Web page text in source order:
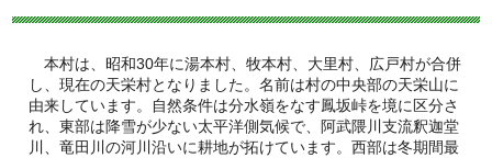
本村は、昭和30年に湯本村、牧本村、大里村、広戸村が合併
し、現在の天栄村となりました。名前は村の中央部の天栄山に
由来しています。自然条件は分水嶺をなす鳳坂峠を境に区分さ
れ、東部は降雪が少ない太平洋側気候で、阿武隈川支流釈迦堂
川、竜田川の河川沿いに耕地が拓けています。西部は冬期間最